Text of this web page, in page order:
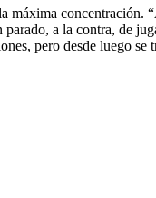
concentración.
a la contra, de
pero desde luego se